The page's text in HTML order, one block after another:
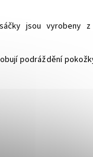
jsou vyrobeny
podráždění